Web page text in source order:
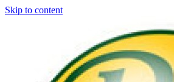
Skip to content